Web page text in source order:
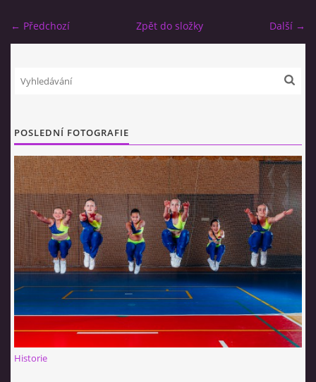
← Předchozí Další →
Zpět do složky
POSLEDNÍ FOTOGRAFIE
Historie